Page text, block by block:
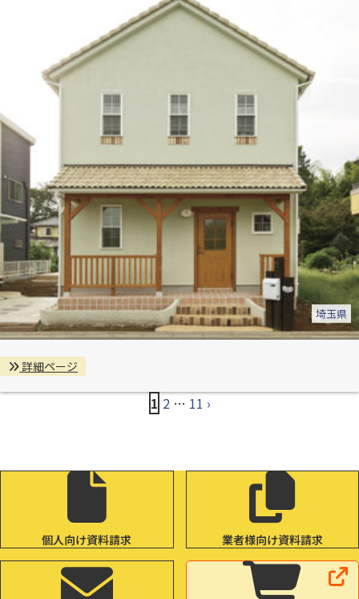
埼玉県
詳細ページ
1 2 … 11 ›
個人向け資料請求 業者様向け資料請求